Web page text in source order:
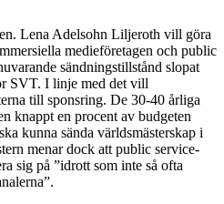
Lena Adelsohn Liljeroth vill göra
medieföretagen och public
sändningstillstånd slopat
SVT. I linje med det vill
till sponsring. De 30-40 årliga
knappt en procent av budgeten
kunna sända världsmästerskap i
menar dock att public service-
sig på ”idrott som inte så ofta